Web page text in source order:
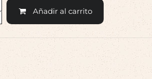
Añadir al carrito